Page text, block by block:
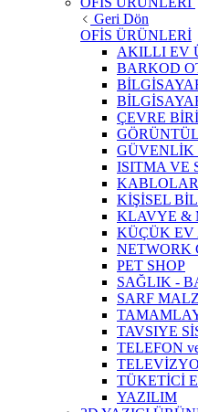
Geri Dön
OFİS ÜRÜNLERİ
AKILLI EV
BARKOD
ÇEVRE
GÜVENLİK
ISITMA VE
KABLOLAR
KİŞİSEL
KLAVYE &
KÜÇÜK EV
NETWORK
PET SHOP
SAĞLIK -
SARF
TAVSIYE
TELEFON
TÜKETİCİ
YAZILIM